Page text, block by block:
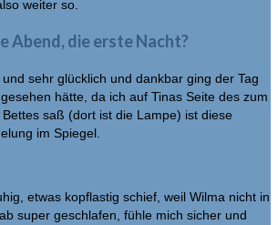
weiter so.
Abend, die erste Nacht?
sehr glücklich und dankbar ging der Tag
hätte, da ich auf Tinas Seite des zum
saß (dort ist die Lampe) ist diese
im Spiegel.
etwas kopflastig schief, weil Wilma nicht in
super geschlafen, fühle mich sicher und